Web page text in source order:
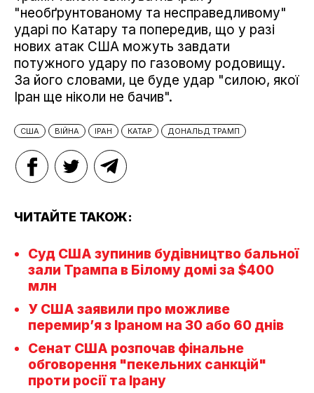
"необґрунтованому та несправедливому"
ударі по Катару та попередив, що у разі
нових атак США можуть завдати
потужного удару по газовому родовищу.
За його словами, це буде удар "силою, якої
Іран ще ніколи не бачив".
США ВІЙНА ІРАН КАТАР ДОНАЛЬД ТРАМП
ЧИТАЙТЕ ТАКОЖ:
Суд США зупинив будівництво бальної
зали Трампа в Білому домі за $400
млн
У США заявили про можливе
перемир’я з Іраном на 30 або 60 днів
Сенат США розпочав фінальне
обговорення "пекельних санкцій"
проти росії та Ірану